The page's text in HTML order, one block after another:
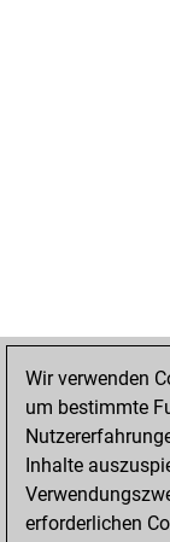
Wir verwenden
um bestimmte
Inhalte
erforderlichen